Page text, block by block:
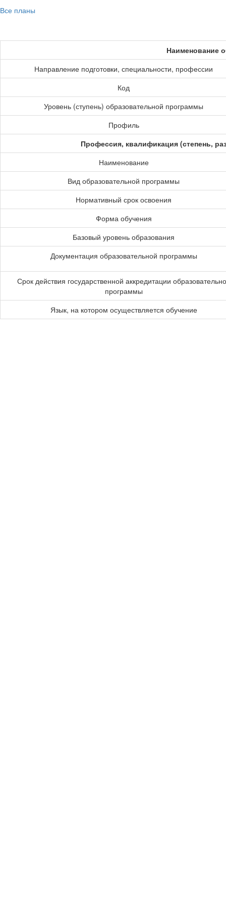
Все планы
Наименование
Направление подготовки, специальности, профессии
Код
Уровень (ступень) образовательной программы
Профиль
Профессия, квалификация (степень,
Наименование
Вид образовательной программы
Нормативный срок освоения
Форма обучения
Базовый уровень образования
Документация образовательной программы
Срок действия государственной аккредитации
программы
Язык, на котором осуществляется обучение